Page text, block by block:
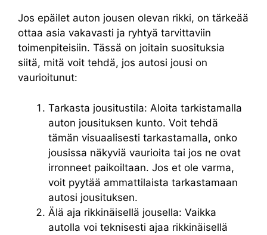
Jos epäilet auton jousen olevan rikki, on tärkeää
ottaa asia vakavasti ja ryhtyä tarvittaviin
toimenpiteisiin. Tässä on joitain suosituksia
siitä, mitä voit tehdä, jos autosi jousi on
vaurioitunut:
Tarkasta jousitustila: Aloita tarkistamalla
auton jousituksen kunto. Voit tehdä
tämän visuaalisesti tarkastamalla, onko
jousissa näkyviä vaurioita tai jos ne ovat
irronneet paikoiltaan. Jos et ole varma,
voit pyytää ammattilaista tarkastamaan
autosi jousituksen.
Älä aja rikkinäisellä jousella: Vaikka
autolla voi teknisesti ajaa rikkinäisellä